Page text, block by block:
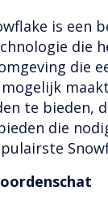
is een
die
die
te bieden,
die